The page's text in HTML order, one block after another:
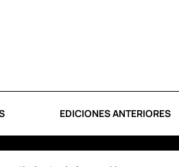
EDICIONES ANTERIORES